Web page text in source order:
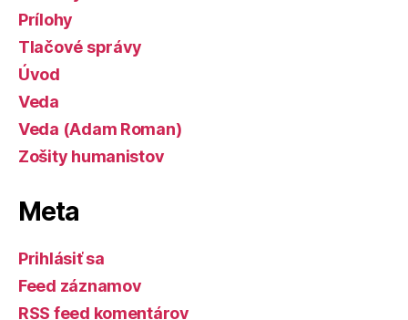
Prílohy
Tlačové správy
Úvod
Veda
Veda (Adam Roman)
Zošity humanistov
Meta
Prihlásiť sa
Feed záznamov
RSS feed komentárov